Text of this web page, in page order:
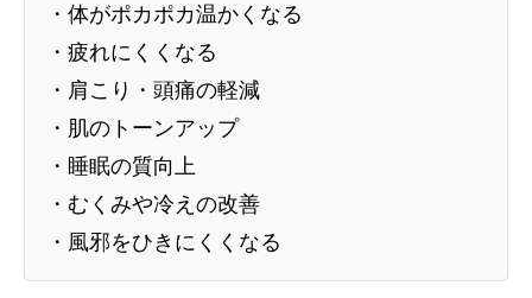
・体がポカポカ温かくなる
・疲れにくくなる
・肩こり・頭痛の軽減
・肌のトーンアップ
・睡眠の質向上
・むくみや冷えの改善
・風邪をひきにくくなる